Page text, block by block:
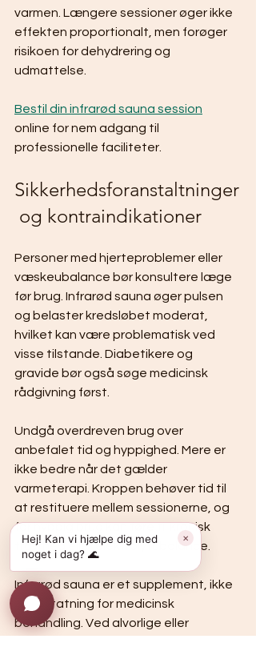
varmen. Længere sessioner øger ikke
effekten proportionalt, men forøger
risikoen for dehydrering og
udmattelse.
Bestil din infrarød sauna session
online for nem adgang til
professionelle faciliteter.
Sikkerhedsforanstaltninger
og kontraindikationer
Personer med hjerteproblemer eller
væskeubalance bør konsultere læge
før brug. Infrarød sauna øger pulsen
og belaster kredsløbet moderat,
hvilket kan være problematisk ved
visse tilstande. Diabetikere og
gravide bør også søge medicinsk
rådgivning først.
Undgå overdreven brug over
anbefalet tid og hyppighed. Mere er
ikke bedre når det gælder
varmeterapi. Kroppen behøver tid til
at restituere mellem sessionerne, og
for hyppig brug kan føre til kronisk
træthed eller elektrolytubalance.
Infrarød sauna er et supplement, ikke
en erstatning for medicinsk
behandling. Ved alvorlige eller
Hej! Kan vi hjælpe dig med
noget i dag? 🌊
✕